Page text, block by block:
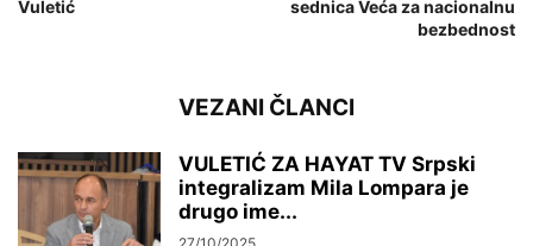
Vuletić
sednica Veća za nacionalnu
bezbednost
VEZANI ČLANCI
VULETIĆ ZA HAYAT TV Srpski
integralizam Mila Lompara je
drugo ime...